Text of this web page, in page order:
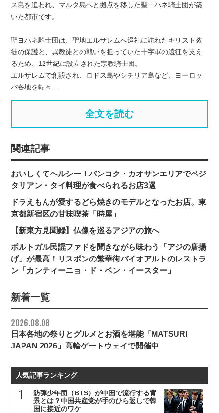
ス島を追われ、マルタ島へと拠点を移した聖ヨハネ騎士団が築
いた都市です。
聖ヨハネ騎士団は、聖地エルサレムへ巡礼に訪れたキリスト教
徒の保護と、異教徒との戦いを担っていた十字軍の遠征を支え
るため、12世紀に設立された宗教騎士団。
エルサレムで創設され、ロドス島やシチリア島など、ヨーロッ
パ各地を転々…
全文を読む
関連記事
おいしくてヘルシー！バンコク・カオサンエリアでベジ
タリアン・タイ料理が食べられるお店3選
ドラえもんが愛するどら焼きのモデルとなったお店。東
京都新宿区の甘味喫茶「時屋」
【新東方見聞録】仏像を巡るアジアの旅へ
ポルトガル民謡ファドを聞きながら味わう「アジの唐揚
げ」が最高！リスボンの繁華街バイオアルトのレストラ
ン「カンティーニョ・ド・ベン・イースター」
新着一覧
2026.08.08
日本各地の祭りとグルメとお酒を堪能「MATSURI
JAPAN 2026」高輪ゲートウェイで開催中
人気記事ランキング
防弾少年団（BTS）が中国で流行する背
景とは？中国共産党が手のひら返しで韓
国に接近のワケ